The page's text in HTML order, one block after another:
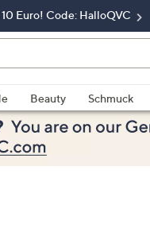
Euro! Code: HalloQVC
Beauty Schmuck